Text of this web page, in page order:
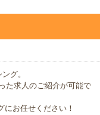
グ。
た求人のご紹介が可能で
お任せください！